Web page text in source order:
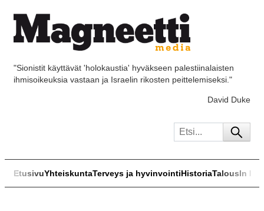
"Sionistit käyttävät 'holokaustia' hyväkseen palestiinalaisten
ihmisoikeuksia vastaan ja Israelin rikosten peittelemiseksi."
David Duke
EtusivuYhteiskuntaTerveys ja hyvinvointiHistoriaTalousIn